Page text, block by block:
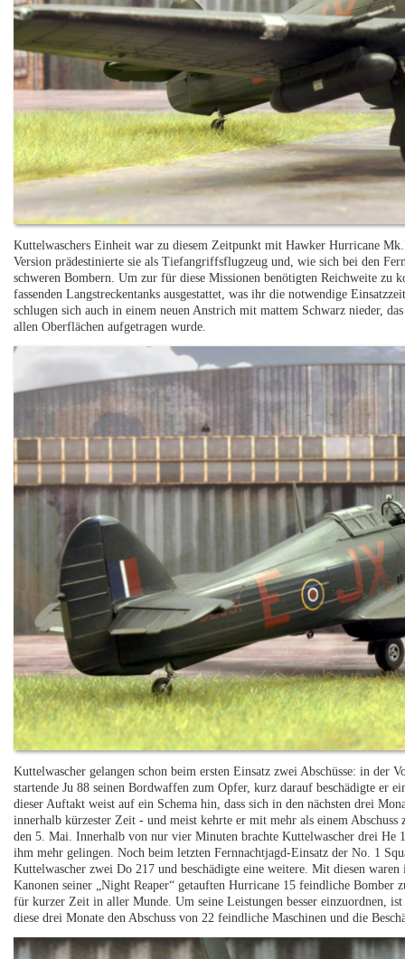
Kuttelwaschers Einheit war zu diesem Zeitpunkt mit Hawker Hurricane
Version prädestinierte sie als Tiefangriffsflugzeug und, wie sich bei den
schweren Bombern. Um zur für diese Missionen benötigten Reichweite zu
fassenden Langstreckentanks ausgestattet, was ihr die notwendige
schlugen sich auch in einem neuen Anstrich mit mattem Schwarz nieder,
allen Oberflächen aufgetragen wurde.
Kuttelwascher gelangen schon beim ersten Einsatz zwei Abschüsse: in
startende Ju 88 seinen Bordwaffen zum Opfer, kurz darauf beschädigte er
dieser Auftakt weist auf ein Schema hin, dass sich in den nächsten drei
innerhalb kürzester Zeit - und meist kehrte er mit mehr als einem
den 5. Mai. Innerhalb von nur vier Minuten brachte Kuttelwascher drei He
ihm mehr gelingen. Noch beim letzten Fernnachtjagd-Einsatz der No. 1
Kuttelwascher zwei Do 217 und beschädigte eine weitere. Mit diesen
Kanonen seiner „Night Reaper“ getauften Hurricane 15 feindliche
für kurzer Zeit in aller Munde. Um seine Leistungen besser einzuordnen,
diese drei Monate den Abschuss von 22 feindliche Maschinen und die